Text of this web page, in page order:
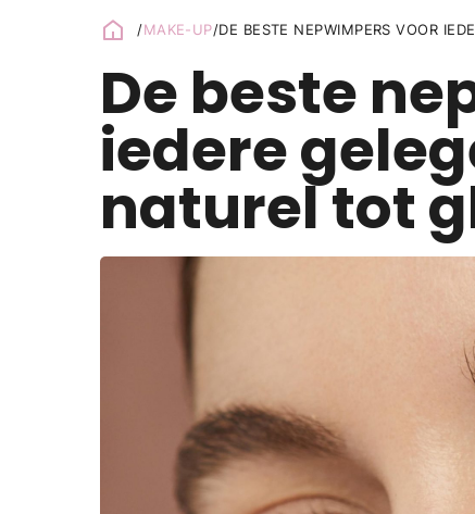
/MAKE-UP/DE BESTE NEPWIMPERS VOOR
De beste
iedere
naturel tot